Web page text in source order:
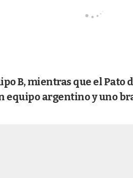
B, mientras que el Pato
equipo argentino y uno